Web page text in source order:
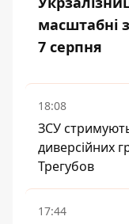
масштабні
7 серпня
18:08
ЗСУ
диверсійних
Трегубов
17:44